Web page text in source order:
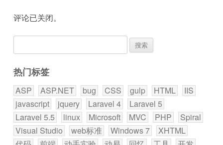
评论已关闭。
索：
热门标签
ASP ASP.NET bug CSS gulp HTML
IIS
javascript
jquery Laravel 4
Laravel 5
Laravel 5.5
linux Microsoft MVC PHP
Spiral
Visual Studio
web标准 Windows 7
XHTML